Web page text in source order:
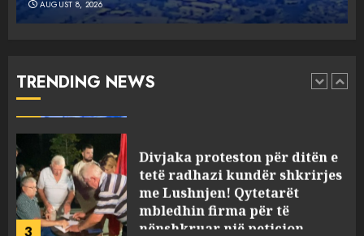
AUGUST 8, 2026
TRENDING NEWS
2
Objekte misterioze fluturojnë
AUGUST 8, 2026
3
tetë radhazi kundër shkrirjes
me Lushnjen! Qytetarët
mbledhin firma për të
nënshkruar një peticion
AUGUST 8, 2026